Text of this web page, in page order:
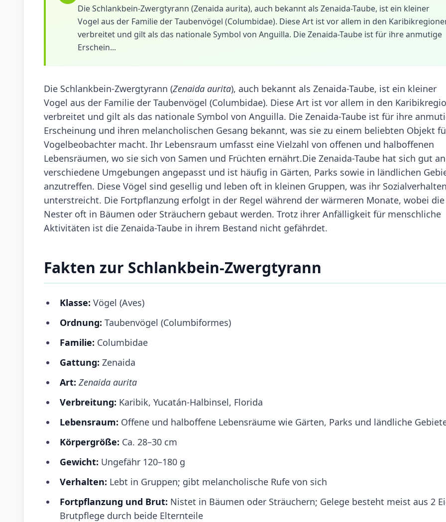
Die Schlankbein-Zwergtyrann (Zenaida aurita), auch bekannt als Zenaida-Taube, ist ein kleiner
Vogel aus der Familie der Taubenvögel (Columbidae). Diese Art ist vor allem in den
verbreitet und gilt als das nationale Symbol von Anguilla. Die Zenaida-Taube ist für ihre anmutige
Erschein...
Die Schlankbein-Zwergtyrann (Zenaida aurita), auch bekannt als Zenaida-Taube, ist ein kleiner
Vogel aus der Familie der Taubenvögel (Columbidae). Diese Art ist vor allem in den
verbreitet und gilt als das nationale Symbol von Anguilla. Die Zenaida-Taube ist für ihre
Erscheinung und ihren melancholischen Gesang bekannt, was sie zu einem beliebten Objekt
Vogelbeobachter macht. Ihr Lebensraum umfasst eine Vielzahl von offenen und halboffenen
Lebensräumen, wo sie sich von Samen und Früchten ernährt.Die Zenaida-Taube hat sich gut an
verschiedene Umgebungen angepasst und ist häufig in Gärten, Parks sowie in ländlichen
anzutreffen. Diese Vögel sind gesellig und leben oft in kleinen Gruppen, was ihr Sozialverhalten
unterstreicht. Die Fortpflanzung erfolgt in der Regel während der wärmeren Monate, wobei die
Nester oft in Bäumen oder Sträuchern gebaut werden. Trotz ihrer Anfälligkeit für menschliche
Aktivitäten ist die Zenaida-Taube in ihrem Bestand nicht gefährdet.
Fakten zur Schlankbein-Zwergtyrann
Klasse: Vögel (Aves)
Ordnung: Taubenvögel (Columbiformes)
Familie: Columbidae
Gattung: Zenaida
Art: Zenaida aurita
Verbreitung: Karibik, Yucatán-Halbinsel, Florida
Lebensraum: Offene und halboffene Lebensräume wie Gärten, Parks und ländliche
Körpergröße: Ca. 28–30 cm
Gewicht: Ungefähr 120–180 g
Verhalten: Lebt in Gruppen; gibt melancholische Rufe von sich
Fortpflanzung und Brut: Nistet in Bäumen oder Sträuchern; Gelege besteht meist aus 2
Brutpflege durch beide Elternteile